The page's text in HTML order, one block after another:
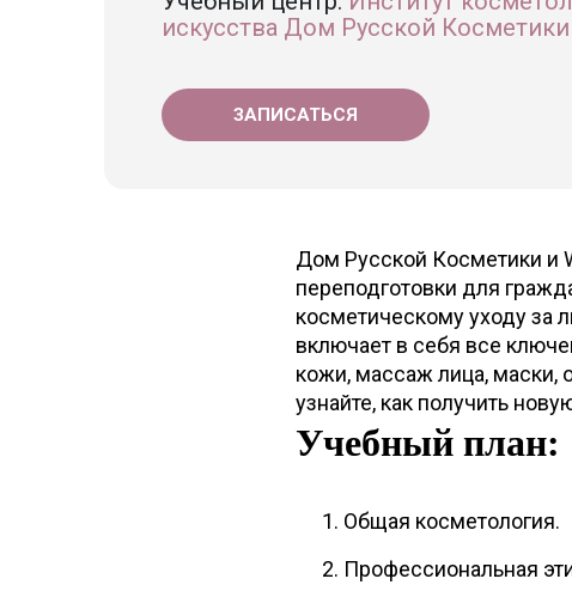
искусства Дом Русской Косметики
ЗАПИСАТЬСЯ
Дом Русской Косметики и
переподготовки для
косметическому уходу за
включает в себя все
кожи, массаж лица, маски,
узнайте, как получить
Учебный план:
Общая косметология.
Профессиональная